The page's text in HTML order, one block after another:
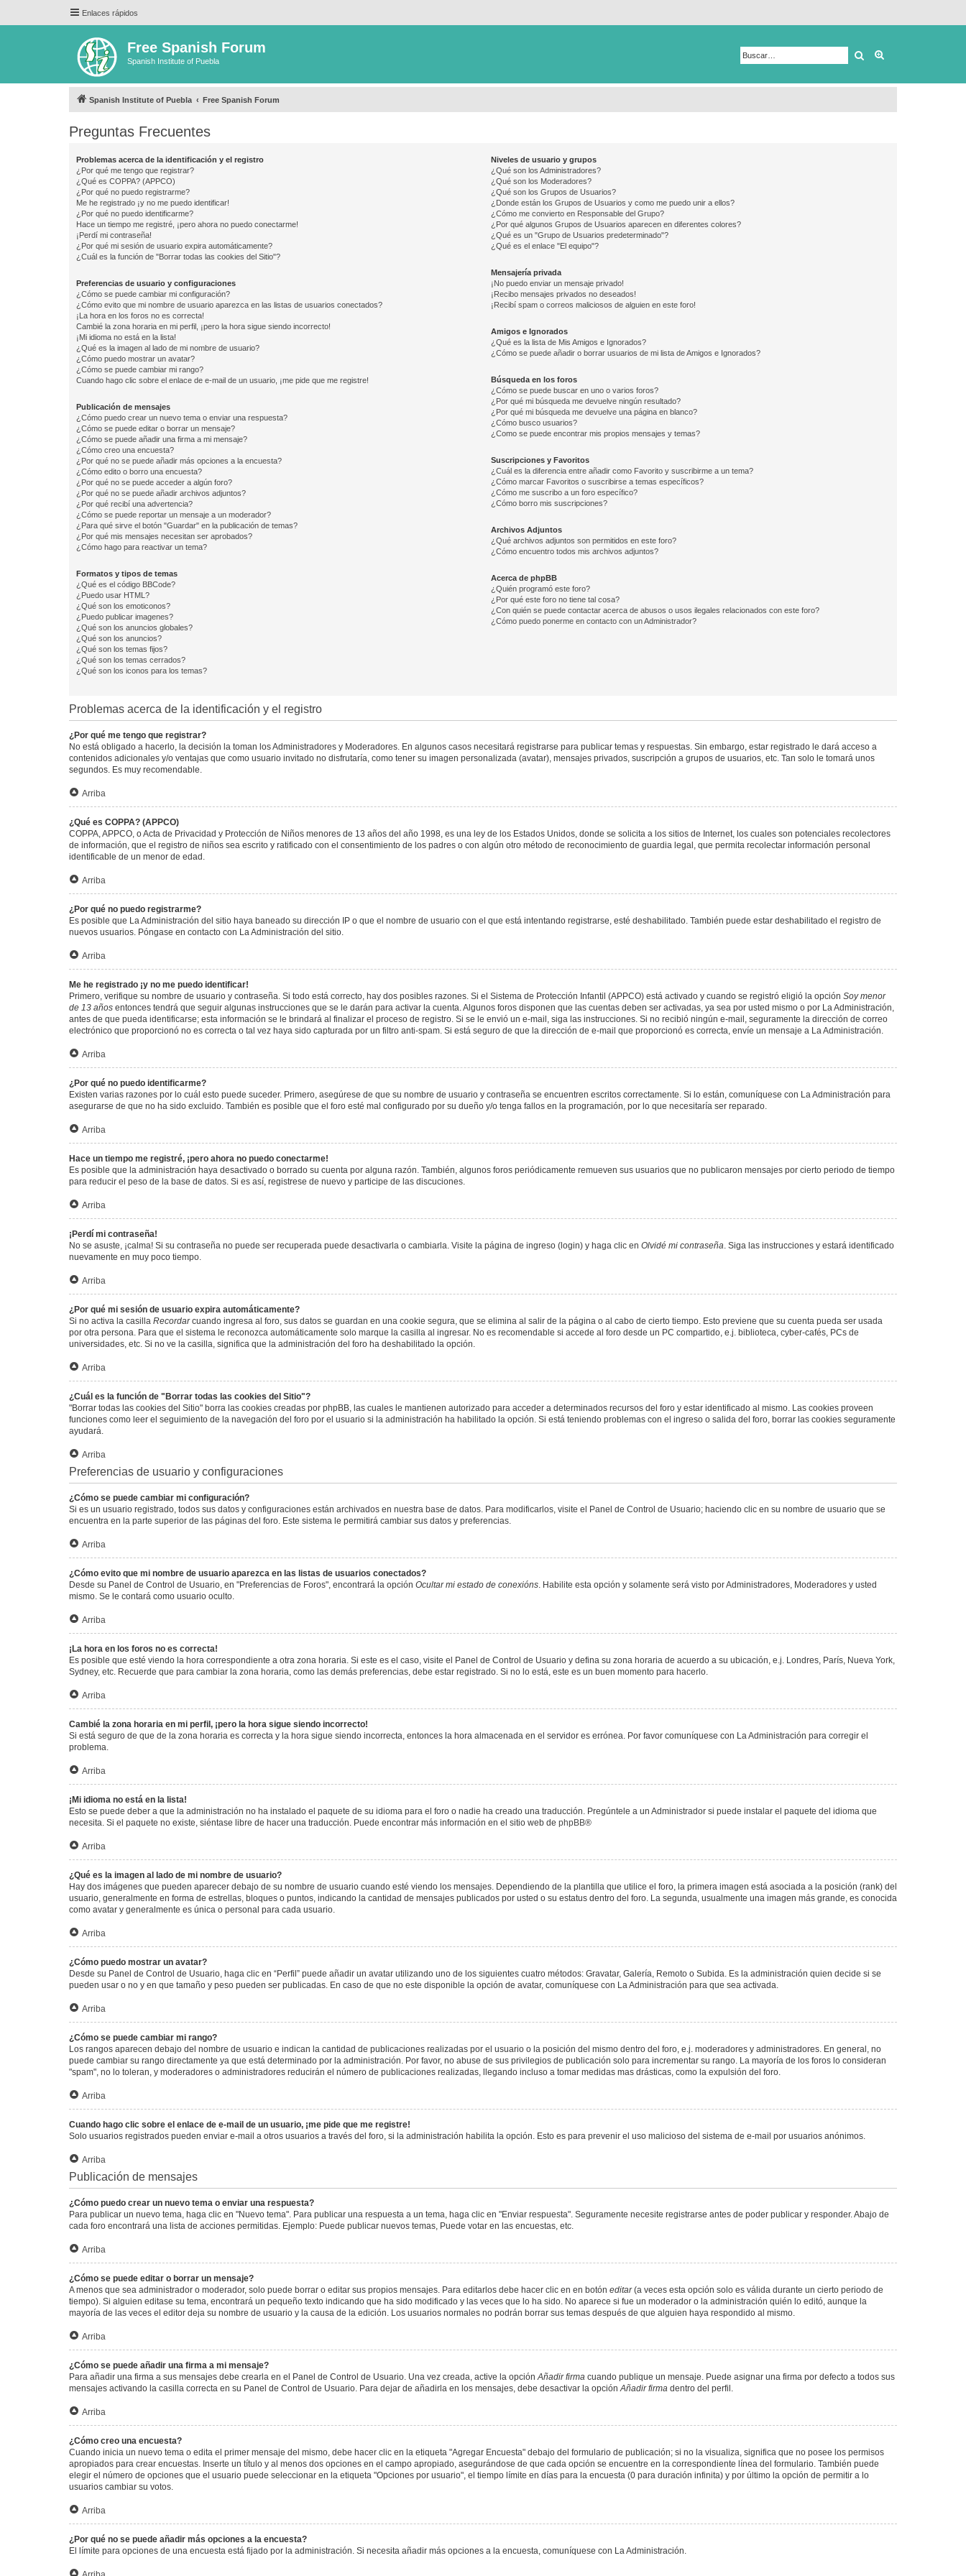
Enlaces rápidos
Free Spanish Forum
Spanish Institute of Puebla Buscar
Spanish Institute of Puebla Free Spanish Forum
Preguntas Frecuentes
Problemas acerca de la identificación y el registro
¿Por qué me tengo que registrar?
¿Qué es COPPA? (APPCO)
¿Por qué no puedo registrarme?
Me he registrado ¡y no me puedo identificar!
¿Por qué no puedo identificarme?
Hace un tiempo me registré, ¡pero ahora no puedo conectarme!
¡Perdí mi contraseña!
¿Por qué mi sesión de usuario expira automáticamente?
¿Cuál es la función de "Borrar todas las cookies del Sitio"?
Preferencias de usuario y configuraciones
¿Cómo se puede cambiar mi configuración?
¿Cómo evito que mi nombre de usuario aparezca en las listas de usuarios conectados?
¡La hora en los foros no es correcta!
Cambié la zona horaria en mi perfil, ¡pero la hora sigue siendo incorrecto!
¡Mi idioma no está en la lista!
¿Qué es la imagen al lado de mi nombre de usuario?
¿Cómo puedo mostrar un avatar?
¿Cómo se puede cambiar mi rango?
Cuando hago clic sobre el enlace de e-mail de un usuario, ¡me pide que me registre!
Publicación de mensajes
¿Cómo puedo crear un nuevo tema o enviar una respuesta?
¿Cómo se puede editar o borrar un mensaje?
¿Cómo se puede añadir una firma a mi mensaje?
¿Cómo creo una encuesta?
¿Por qué no se puede añadir más opciones a la encuesta?
¿Cómo edito o borro una encuesta?
¿Por qué no se puede acceder a algún foro?
¿Por qué no se puede añadir archivos adjuntos?
¿Por qué recibí una advertencia?
¿Cómo se puede reportar un mensaje a un moderador?
¿Para qué sirve el botón "Guardar" en la publicación de temas?
¿Por qué mis mensajes necesitan ser aprobados?
¿Cómo hago para reactivar un tema?
Formatos y tipos de temas
¿Qué es el código BBCode?
¿Puedo usar HTML?
¿Qué son los emoticonos?
¿Puedo publicar imagenes?
¿Qué son los anuncios globales?
¿Qué son los anuncios?
¿Qué son los temas fijos?
¿Qué son los temas cerrados?
¿Qué son los iconos para los temas?
Niveles de usuario y grupos
¿Qué son los Administradores?
¿Qué son los Moderadores?
¿Qué son los Grupos de Usuarios?
¿Donde están los Grupos de Usuarios y como me puedo unir a ellos?
¿Cómo me convierto en Responsable del Grupo?
¿Por qué algunos Grupos de Usuarios aparecen en diferentes colores?
¿Qué es un "Grupo de Usuarios predeterminado"?
¿Qué es el enlace "El equipo"?
Mensajería privada
¡No puedo enviar un mensaje privado!
¡Recibo mensajes privados no deseados!
¡Recibí spam o correos maliciosos de alguien en este foro!
Amigos e Ignorados
¿Qué es la lista de Mis Amigos e Ignorados?
¿Cómo se puede añadir o borrar usuarios de mi lista de Amigos e Ignorados?
Búsqueda en los foros
¿Cómo se puede buscar en uno o varios foros?
¿Por qué mi búsqueda me devuelve ningún resultado?
¿Por qué mi búsqueda me devuelve una página en blanco?
¿Cómo busco usuarios?
¿Como se puede encontrar mis propios mensajes y temas?
Suscripciones y Favoritos
¿Cuál es la diferencia entre añadir como Favorito y suscribirme a un tema?
¿Cómo marcar Favoritos o suscribirse a temas específicos?
¿Cómo me suscribo a un foro específico?
¿Cómo borro mis suscripciones?
Archivos Adjuntos
¿Qué archivos adjuntos son permitidos en este foro?
¿Cómo encuentro todos mis archivos adjuntos?
Acerca de phpBB
¿Quién programó este foro?
¿Por qué este foro no tiene tal cosa?
¿Con quién se puede contactar acerca de abusos o usos ilegales relacionados con este foro?
¿Cómo puedo ponerme en contacto con un Administrador?
Problemas acerca de la identificación y el registro
¿Por qué me tengo que registrar?
No está obligado a hacerlo, la decisión la toman los Administradores y Moderadores. En algunos casos necesitará registrarse para publicar temas y respuestas. Sin embargo, estar registrado le dará acceso a
contenidos adicionales y/o ventajas que como usuario invitado no disfrutaría, como tener su imagen personalizada (avatar), mensajes privados, suscripción a grupos de usuarios, etc. Tan solo le tomará unos
segundos. Es muy recomendable.
Arriba
¿Qué es COPPA? (APPCO)
COPPA, APPCO, o Acta de Privacidad y Protección de Niños menores de 13 años del año 1998, es una ley de los Estados Unidos, donde se solicita a los sitios de Internet, los cuales son potenciales recolectores
de información, que el registro de niños sea escrito y ratificado con el consentimiento de los padres o con algún otro método de reconocimiento de guardia legal, que permita recolectar información personal
identificable de un menor de edad.
Arriba
¿Por qué no puedo registrarme?
Es posible que La Administración del sitio haya baneado su dirección IP o que el nombre de usuario con el que está intentando registrarse, esté deshabilitado. También puede estar deshabilitado el registro de
nuevos usuarios. Póngase en contacto con La Administración del sitio.
Arriba
Me he registrado ¡y no me puedo identificar!
Primero, verifique su nombre de usuario y contraseña. Si todo está correcto, hay dos posibles razones. Si el Sistema de Protección Infantil (APPCO) está activado y cuando se registró eligió la opción Soy menor
de 13 años entonces tendrá que seguir algunas instrucciones que se le darán para activar la cuenta. Algunos foros disponen que las cuentas deben ser activadas, ya sea por usted mismo o por La Administración,
antes de que pueda identificarse; esta información se le brindará al finalizar el proceso de registro. Si se le envió un e-mail, siga las instrucciones. Si no recibió ningún e-mail, seguramente la dirección de correo
electrónico que proporcionó no es correcta o tal vez haya sido capturada por un filtro anti-spam. Si está seguro de que la dirección de e-mail que proporcionó es correcta, envíe un mensaje a La Administración.
Arriba
¿Por qué no puedo identificarme?
Existen varias razones por lo cuál esto puede suceder. Primero, asegúrese de que su nombre de usuario y contraseña se encuentren escritos correctamente. Si lo están, comuníquese con La Administración para
asegurarse de que no ha sido excluido. También es posible que el foro esté mal configurado por su dueño y/o tenga fallos en la programación, por lo que necesitaría ser reparado.
Arriba
Hace un tiempo me registré, ¡pero ahora no puedo conectarme!
Es posible que la administración haya desactivado o borrado su cuenta por alguna razón. También, algunos foros periódicamente remueven sus usuarios que no publicaron mensajes por cierto periodo de tiempo
para reducir el peso de la base de datos. Si es así, registrese de nuevo y participe de las discuciones.
Arriba
¡Perdí mi contraseña!
No se asuste, ¡calma! Si su contraseña no puede ser recuperada puede desactivarla o cambiarla. Visite la página de ingreso (login) y haga clic en Olvidé mi contraseña. Siga las instrucciones y estará identificado
nuevamente en muy poco tiempo.
Arriba
¿Por qué mi sesión de usuario expira automáticamente?
Si no activa la casilla Recordarcuando ingresa al foro, sus datos se guardan en una cookie segura, que se elimina al salir de la página o al cabo de cierto tiempo. Esto previene que su cuenta pueda ser usada
por otra persona. Para que el sistema le reconozca automáticamente solo marque la casilla al ingresar. No es recomendable si accede al foro desde un PC compartido, e.j. biblioteca, cyber-cafés, PCs de
universidades, etc. Si no ve la casilla, significa que la administración del foro ha deshabilitado la opción.
Arriba
¿Cuál es la función de "Borrar todas las cookies del Sitio"?
"Borrar todas las cookies del Sitio" borra las cookies creadas por phpBB, las cuales le mantienen autorizado para acceder a determinados recursos del foro y estar identificado al mismo. Las cookies proveen
funciones como leer el seguimiento de la navegación del foro por el usuario si la administración ha habilitado la opción. Si está teniendo problemas con el ingreso o salida del foro, borrar las cookies seguramente
ayudará.
Arriba
Preferencias de usuario y configuraciones
¿Cómo se puede cambiar mi configuración?
Si es un usuario registrado, todos sus datos y configuraciones están archivados en nuestra base de datos. Para modificarlos, visite el Panel de Control de Usuario; haciendo clic en su nombre de usuario que se
encuentra en la parte superior de las páginas del foro. Este sistema le permitirá cambiar sus datos y preferencias.
Arriba
¿Cómo evito que mi nombre de usuario aparezca en las listas de usuarios conectados?
Desde su Panel de Control de Usuario, en "Preferencias de Foros", encontrará la opción Ocultar mi estado de conexións. Habilite esta opción y solamente será visto por Administradores, Moderadores y usted
mismo. Se le contará como usuario oculto.
Arriba
¡La hora en los foros no es correcta!
Es posible que esté viendo la hora correspondiente a otra zona horaria. Si este es el caso, visite el Panel de Control de Usuario y defina su zona horaria de acuerdo a su ubicación, e.j. Londres, París, Nueva York,
Sydney, etc. Recuerde que para cambiar la zona horaria, como las demás preferencias, debe estar registrado. Si no lo está, este es un buen momento para hacerlo.
Arriba
Cambié la zona horaria en mi perfil, ¡pero la hora sigue siendo incorrecto!
Si está seguro de que de la zona horaria es correcta y la hora sigue siendo incorrecta, entonces la hora almacenada en el servidor es errónea. Por favor comuníquese con La Administración para corregir el
problema.
Arriba
¡Mi idioma no está en la lista!
Esto se puede deber a que la administración no ha instalado el paquete de su idioma para el foro o nadie ha creado una traducción. Pregúntele a un Administrador si puede instalar el paquete del idioma que
necesita. Si el paquete no existe, siéntase libre de hacer una traducción. Puede encontrar más información en el sitio web de phpBB®
Arriba
¿Qué es la imagen al lado de mi nombre de usuario?
Hay dos imágenes que pueden aparecer debajo de su nombre de usuario cuando esté viendo los mensajes. Dependiendo de la plantilla que utilice el foro, la primera imagen está asociada a la posición (rank) del
usuario, generalmente en forma de estrellas, bloques o puntos, indicando la cantidad de mensajes publicados por usted o su estatus dentro del foro. La segunda, usualmente una imagen más grande, es conocida
como avatar y generalmente es única o personal para cada usuario.
Arriba
¿Cómo puedo mostrar un avatar?
Desde su Panel de Control de Usuario, haga clic en “Perfil” puede añadir un avatar utilizando uno de los siguientes cuatro métodos: Gravatar, Galería, Remoto o Subida. Es la administración quien decide si se
pueden usar o no y en que tamaño y peso pueden ser publicadas. En caso de que no este disponible la opción de avatar, comuníquese con La Administración para que sea activada.
Arriba
¿Cómo se puede cambiar mi rango?
Los rangos aparecen debajo del nombre de usuario e indican la cantidad de publicaciones realizadas por el usuario o la posición del mismo dentro del foro, e.j. moderadores y administradores. En general, no
puede cambiar su rango directamente ya que está determinado por la administración. Por favor, no abuse de sus privilegios de publicación solo para incrementar su rango. La mayoría de los foros lo consideran
"spam", no lo toleran, y moderadores o administradores reducirán el número de publicaciones realizadas, llegando incluso a tomar medidas mas drásticas, como la expulsión del foro.
Arriba
Cuando hago clic sobre el enlace de e-mail de un usuario, ¡me pide que me registre!
Solo usuarios registrados pueden enviar e-mail a otros usuarios a través del foro, si la administración habilita la opción. Esto es para prevenir el uso malicioso del sistema de e-mail por usuarios anónimos.
Arriba
Publicación de mensajes
¿Cómo puedo crear un nuevo tema o enviar una respuesta?
Para publicar un nuevo tema, haga clic en "Nuevo tema". Para publicar una respuesta a un tema, haga clic en "Enviar respuesta". Seguramente necesite registrarse antes de poder publicar y responder. Abajo de
cada foro encontrará una lista de acciones permitidas. Ejemplo: Puede publicar nuevos temas, Puede votar en las encuestas, etc.
Arriba
¿Cómo se puede editar o borrar un mensaje?
A menos que sea administrador o moderador, solo puede borrar o editar sus propios mensajes. Para editarlos debe hacer clic en en botón editar(a veces esta opción solo es válida durante un cierto periodo de
tiempo). Si alguien editase su tema, encontrará un pequeño texto indicando que ha sido modificado y las veces que lo ha sido. No aparece si fue un moderador o la administración quién lo editó, aunque la
mayoría de las veces el editor deja su nombre de usuario y la causa de la edición. Los usuarios normales no podrán borrar sus temas después de que alguien haya respondido al mismo.
Arriba
¿Cómo se puede añadir una firma a mi mensaje?
Para añadir una firma a sus mensajes debe crearla en el Panel de Control de Usuario. Una vez creada, active la opciónAñadir firma cuando publique un mensaje. Puede asignar una firma por defecto a todos sus
mensajes activando la casilla correcta en su Panel de Control de Usuario. Para dejar de añadirla en los mensajes, debe desactivar la opciónAñadir firma dentro del perfil.
Arriba
¿Cómo creo una encuesta?
Cuando inicia un nuevo tema o edita el primer mensaje del mismo, debe hacer clic en la etiqueta "Agregar Encuesta" debajo del formulario de publicación; si no la visualiza, significa que no posee los permisos
apropiados para crear encuestas. Inserte un título y al menos dos opciones en el campo apropiado, asegurándose de que cada opción se encuentre en la correspondiente línea del formulario. También puede
elegir el número de opciones que el usuario puede seleccionar en la etiqueta "Opciones por usuario", el tiempo límite en días para la encuesta (0 para duración infinita) y por último la opción de permitir a lo
usuarios cambiar su votos.
Arriba
¿Por qué no se puede añadir más opciones a la encuesta?
El límite para opciones de una encuesta está fijado por la administración. Si necesita añadir más opciones a la encuesta, comuníquese con La Administración.